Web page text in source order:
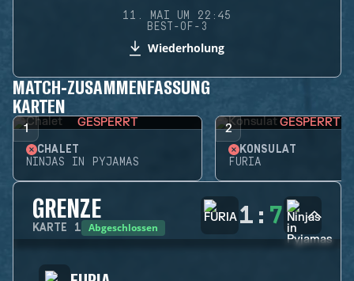
11. MAI UM 22:45
BEST-OF-3
Wiederholung
MATCH-ZUSAMMENFASSUNG
KARTEN
1 GESPERRT
CHALET
NINJAS IN PYJAMAS
2 GESPERRT
KONSULAT
FURIA
GRENZE
KARTE 1 Abgeschlossen 1 : 7